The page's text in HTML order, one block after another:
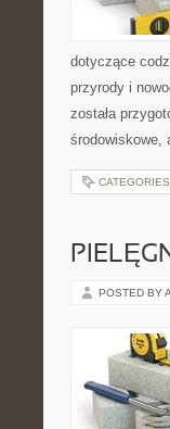
dotyczące
przyrody i
została
środowiskowe,
POSTED BY